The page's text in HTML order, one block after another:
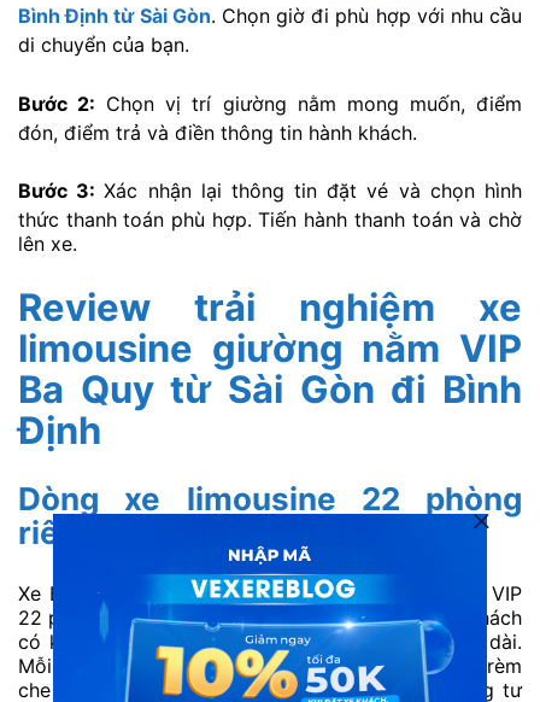
Bình Định từ Sài Gòn. Chọn giờ đi phù hợp với nhu cầu
di chuyển của bạn.
Bước 2: Chọn vị trí giường nằm mong muốn, điểm
đón, điểm trả và điền thông tin hành khách.
Bước 3:Xác nhận lại thông tin đặt vé và chọn hình
thức thanh toán phù hợp. Tiến hành thanh toán và chờ
lên xe.
Review trải nghiệm xe
limousine giường nằm VIP
Ba Quy từ Sài Gòn đi Bình
Định
Dòng xe limousine 22 phòng
riêng tư, tiện nghi
Xe Ba Quy khai thác dòng limousine giường nằm VIP
22 phòng, thiết kế dạng khoang riêng giúp hành khách
có không gian cá nhân thoải mái suốt chuyến đi dài.
Mỗi phòng đều được trang bị giường nằm êm ái, rèm
che kín đáo, phù hợp cho khách trẻ thích sự riêng tư